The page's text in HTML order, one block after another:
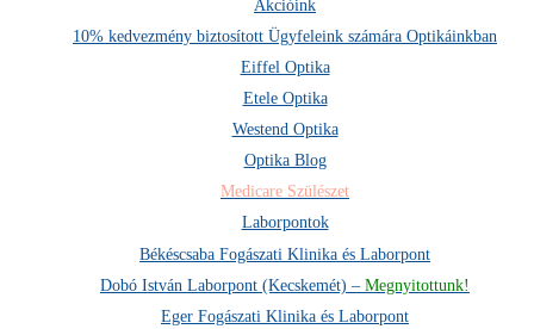
Akcióink
10% kedvezmény biztosított Ügyfeleink számára Optikáinkban
Eiffel Optika
Etele Optika
Westend Optika
Optika Blog
Medicare Szülészet
Laborpontok
Békéscsaba Fogászati Klinika és Laborpont
Dobó István Laborpont (Kecskemét) – Megnyitottunk!
Eger Fogászati Klinika és Laborpont